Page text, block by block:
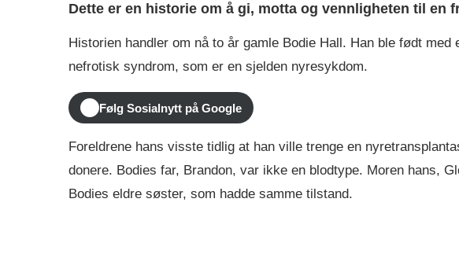
Dette er en historie om å gi, motta og vennligheten til en
Historien handler om nå to år gamle Bodie Hall. Han ble født
nefrotisk syndrom, som er en sjelden nyresykdom.
Følg Sosialnytt på Google
Foreldrene hans visste tidlig at han ville trenge en
donere. Bodies far, Brandon, var ikke en blodtype. Moren hans,
Bodies eldre søster, som hadde samme tilstand.